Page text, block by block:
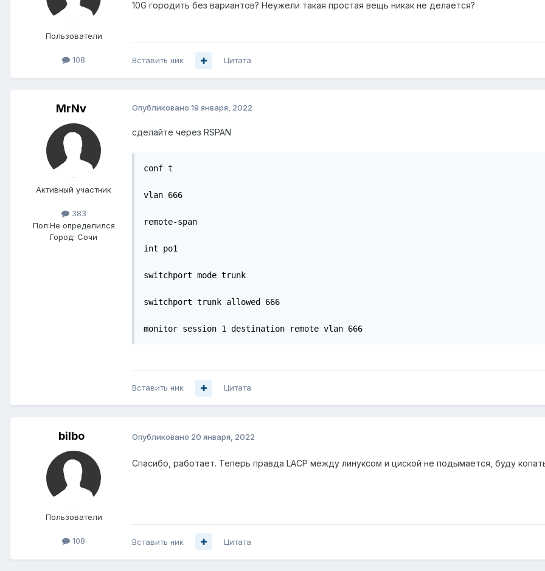
Пользователи
108
10G городить без вариантов? Неужели такая простая вещь никак не делается?
Вставить ник Цитата
MrNv
Активный участник
383
Пол:Не определился
Город: Сочи
Опубликовано 19 января, 2022
сделайте через RSPAN
conf t
vlan 666
remote-span
int po1
switchport mode trunk
switchport trunk allowed 666
monitor session 1 destination remote vlan 666
Вставить ник Цитата
bilbo
Пользователи
108
Опубликовано 20 января, 2022
Спасибо, работает. Теперь правда LACP между линуксом и циской не подымается, буду
Вставить ник Цитата